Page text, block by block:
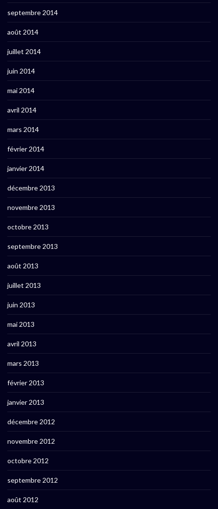
septembre 2014
août 2014
juillet 2014
juin 2014
mai 2014
avril 2014
mars 2014
février 2014
janvier 2014
décembre 2013
novembre 2013
octobre 2013
septembre 2013
août 2013
juillet 2013
juin 2013
mai 2013
avril 2013
mars 2013
février 2013
janvier 2013
décembre 2012
novembre 2012
octobre 2012
septembre 2012
août 2012